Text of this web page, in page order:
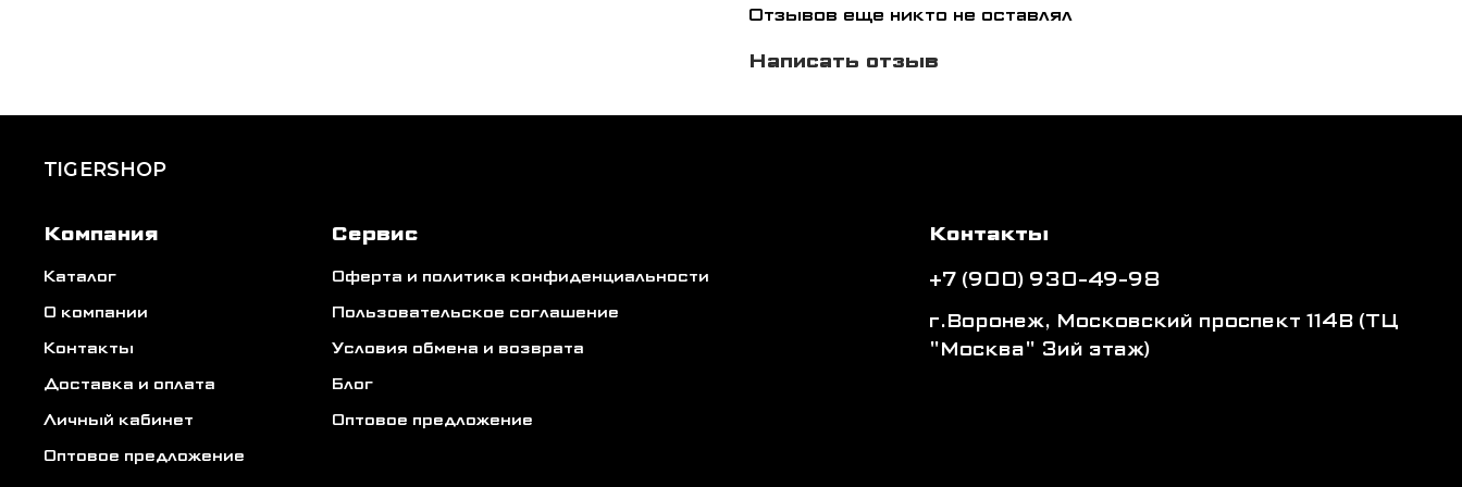
Отзывов еще никто не оставлял
Написать отзыв
TIGERSHOP
Компания
Каталог
О компании
Контакты
Доставка и оплата
Личный кабинет
Оптовое предложение
Сервис
Оферта и политика конфиденциальности
Пользовательское соглашение
Условия обмена и возврата
Блог
Оптовое предложение
Контакты
+7 (900) 930-49-98
г.Воронеж, Московский проспект 114В (ТЦ
"Москва" 3ий этаж)